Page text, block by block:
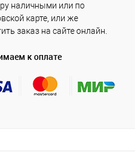
наличными или по
карте, или же
заказ на сайте онлайн.
к оплате